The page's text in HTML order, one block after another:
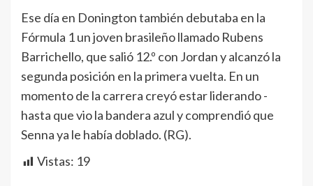
Ese día en Donington también debutaba en la
Fórmula 1 un joven brasileño llamado Rubens
Barrichello, que salió 12.º con Jordan y alcanzó la
segunda posición en la primera vuelta. En un
momento de la carrera creyó estar liderando -
hasta que vio la bandera azul y comprendió que
Senna ya le había doblado. (RG).
Vistas: 19